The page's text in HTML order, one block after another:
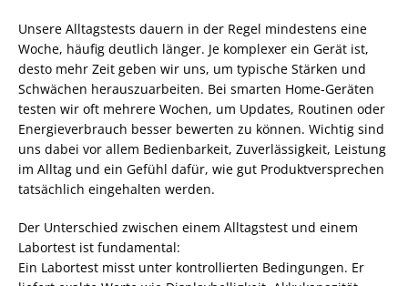
Unsere Alltagstests dauern in der Regel mindestens eine
Woche, häufig deutlich länger. Je komplexer ein Gerät ist,
desto mehr Zeit geben wir uns, um typische Stärken und
Schwächen herauszuarbeiten. Bei smarten Home-Geräten
testen wir oft mehrere Wochen, um Updates, Routinen oder
Energieverbrauch besser bewerten zu können. Wichtig sind
uns dabei vor allem Bedienbarkeit, Zuverlässigkeit, Leistung
im Alltag und ein Gefühl dafür, wie gut Produktversprechen
tatsächlich eingehalten werden.
Der Unterschied zwischen einem Alltagstest und einem
Labortest ist fundamental:
Ein Labortest misst unter kontrollierten Bedingungen. Er